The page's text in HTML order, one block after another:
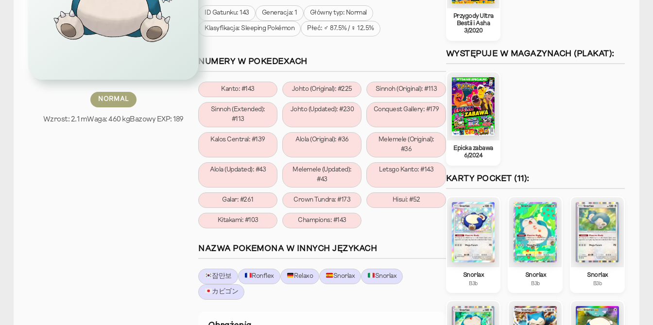
NORMAL
Wzrost: 2.1 mWaga: 460 kgBazowy EXP: 189
ID Gatunku: 143 Generacja: 1 Główny typ: Normal
Klasyfikacja: Sleeping Pokémon Płeć: ♂ 87.5% / ♀ 12.5%
NUMERY W POKEDEXACH
Kanto: #143 Johto (Original): #225 Sinnoh (Original): #113
Sinnoh (Extended):
#113
Johto (Updated): #230 Conquest Gallery: #179
Kalos Central: #139 Alola (Original): #36
Melemele (Original):
#36
Alola (Updated): #43
Melemele (Updated):
#43
Letsgo Kanto: #143
Galar: #261 Crown Tundra: #173 Hisui: #52
Kitakami: #103 Champions: #143
NAZWA POKEMONA W INNYCH JĘZYKACH
잠만보 Ronflex Relaxo Snorlax Snorlax
カビゴン
Przygody Ultra
Bestii i Asha
3/2020
WYSTĘPUJE W MAGAZYNACH (PLAKAT):
Epicka zabawa
6/2024
KARTY POCKET (11):
Snorlax
B3b
Snorlax
B3b
Snorlax
B3b